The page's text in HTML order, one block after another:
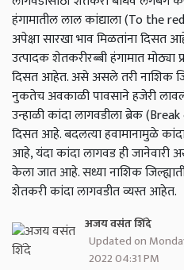
हंगामातील लाल कांद्याला (To the
अपेक्षा सारखा भाव मिळतांना दिसत
उत्पादक शेतकरीरब्बी हंगामात मोठ्या
दिसत आहेत. असे असले तरी नाशिक
नुकतेच अवकाळी पावसाने हजेरी
उन्हाळी कांदा लागवडीला ब्रेक
दिसत आहे. बदलत्या हवामानामुळे
आहे, यंदा कांदा लागवड ही जानेवारी
केला जात आहे. सध्या नाशिक
शेतकरी कांदा लागवडीत व्यस्त आहेत.
अजय वसंत शिंदे
Updated on
2022 04:31 PM